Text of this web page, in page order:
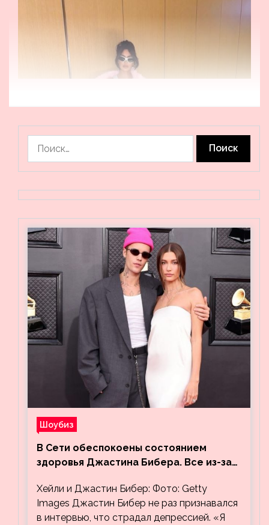
Шоубиз
В Сети обеспокоены состоянием
здоровья Джастина Бибера. Все из-за
Хейли
Хейли и Джастин Бибер: Фото: Getty
Images Джастин Бибер не раз признавался
в интервью, что страдал депрессией. «Я